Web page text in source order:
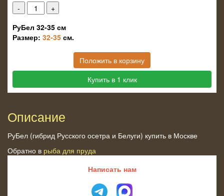
РуБел 32-35 см
Размер: 32-35 см.
Положить в корзину
Купить в 1 клик
Описание
РуБел (гибрид Русского осетра и Белуги) купить в Москве
Обратно в рыба для пруда
Написать нам